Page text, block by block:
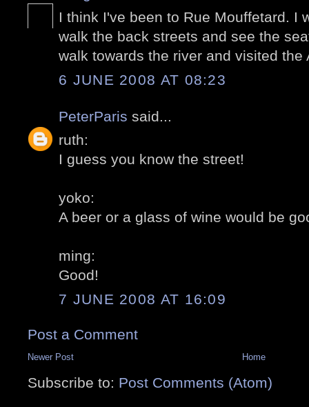
I think I've been to Rue Mouffetard. I
walk the back streets and see the
walk towards the river and visited the
6 JUNE 2008 AT 08:23
PeterParis said...
ruth:
I guess you know the street!
yoko:
A beer or a glass of wine would be
ming:
Good!
7 JUNE 2008 AT 16:09
Post a Comment
Newer Post Home
Subscribe to: Post Comments (Atom)